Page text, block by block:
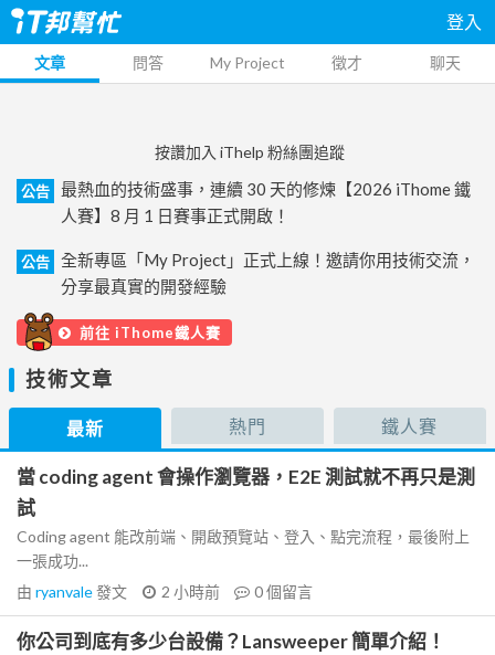
登入
文章 問答 My Project 徵才 聊天
按讚加入 iThelp 粉絲團追蹤
公告
最熱血的技術盛事，連續 30 天的修煉【2026 iThome 鐵
人賽】8 月 1 日賽事正式開啟！
公告
全新專區「My Project」正式上線！邀請你用技術交流，
分享最真實的開發經驗
前往 iThome鐵人賽
技術文章
最新 熱門 鐵人賽
當 coding agent 會操作瀏覽器，E2E 測試就不再只是測
試
Coding agent 能改前端、開啟預覽站、登入、點完流程，最後附上
一張成功...
由 ryanvale發文 2 小時前 0個留言
你公司到底有多少台設備？Lansweeper 簡單介紹！